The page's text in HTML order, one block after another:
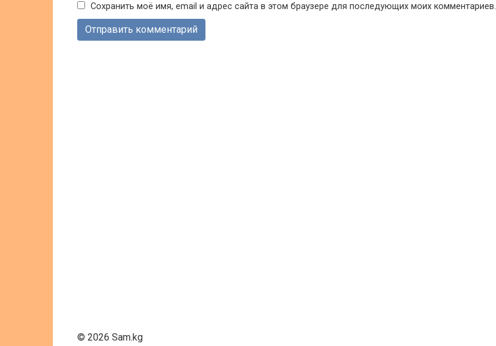
Сохранить моё имя, email и адрес сайта в этом браузере для последующих моих комментариев.
© 2026 Sam.kg